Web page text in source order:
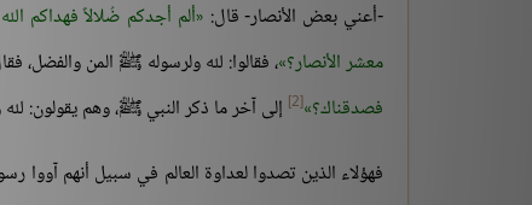
-أعني بعض الأنصار- قال: ألم أجدكم ضُلالاً فهداكم
معشر الأنصار؟ ، فقالوا: لله ولرسوله ﷺ المن والفضل،
فصدقناك؟ [2]
إلى آخر ما ذكر النبي ﷺ، وهم يقولون:
فهؤلاء الذين تصدوا لعداوة العالم في سبيل أنهم